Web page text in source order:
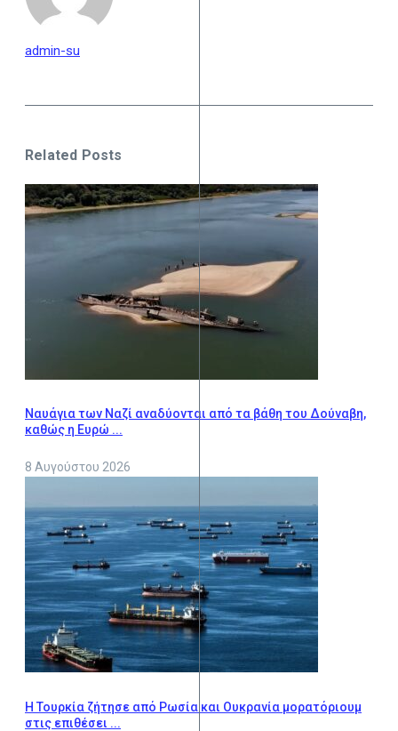
admin-su
Related Posts
Ναυάγια των Ναζί αναδύονται από τα βάθη του Δούναβη,
καθώς η Ευρώ ...
8 Αυγούστου 2026
Η Τουρκία ζήτησε από Ρωσία και Ουκρανία μορατόριουμ
στις επιθέσει ...